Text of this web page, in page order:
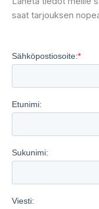
saat tarjouksen